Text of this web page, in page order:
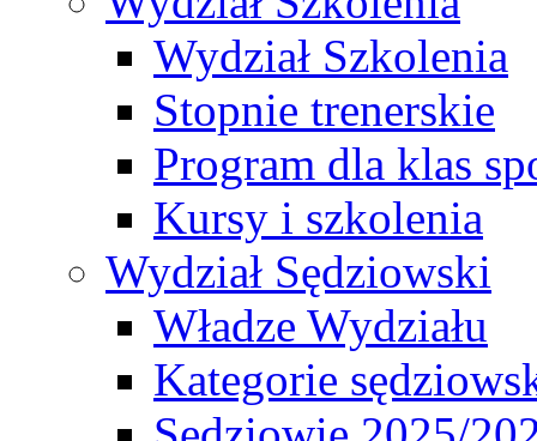
Wydział Szkolenia
Stopnie trenerskie
Program dla klas
Kursy i szkolenia
Wydział Sędziowski
Władze Wydziału
Kategorie